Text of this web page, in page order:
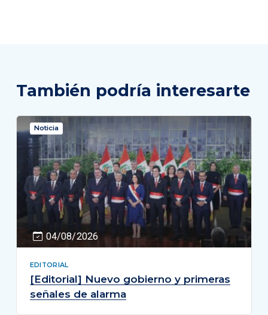
También podría interesarte
Noticia
04/08/2026
EDITORIAL
[Editorial] Nuevo gobierno y primeras
señales de alarma